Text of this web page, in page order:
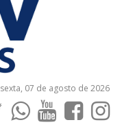
sexta, 07 de agosto de 2026